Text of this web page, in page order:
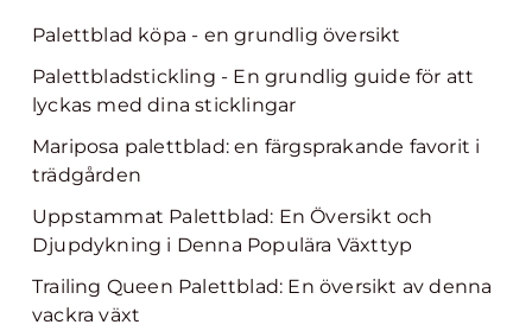
Palettblad köpa - en grundlig översikt
Palettbladstickling - En grundlig guide för att
lyckas med dina sticklingar
Mariposa palettblad: en färgsprakande favorit i
trädgården
Uppstammat Palettblad: En Översikt och
Djupdykning i Denna Populära Växttyp
Trailing Queen Palettblad: En översikt av denna
vackra växt